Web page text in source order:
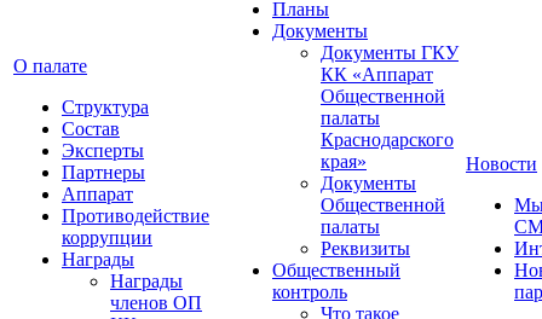
О палате
Структура
Состав
Эксперты
Партнеры
Аппарат
Противодействие
коррупции
Награды
Награды
членов ОП
Планы
Документы
Документы ГКУ
КК «Аппарат
Общественной
палаты
Краснодарского
края»
Документы
Общественной
палаты
Реквизиты
Общественный
контроль
Что такое
Новости